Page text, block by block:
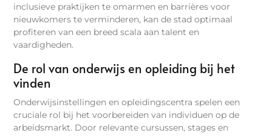
inclusieve praktijken te omarmen en barrières voor
nieuwkomers te verminderen, kan de stad optimaal
profiteren van een breed scala aan talent en
vaardigheden.
De rol van onderwijs en opleiding bij het
vinden
Onderwijsinstellingen en opleidingscentra spelen een
cruciale rol bij het voorbereiden van individuen op de
arbeidsmarkt. Door relevante cursussen, stages en